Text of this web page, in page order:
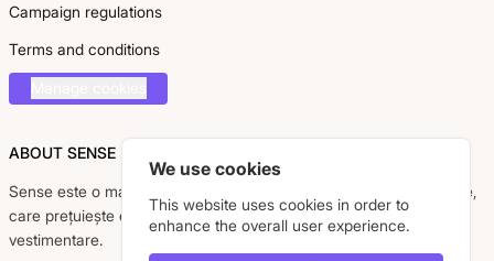
Campaign regulations
Terms and conditions
ABOUT SENSE
Sense este o marcă românească dedicată femeii moderne, active,
care prețuiește eleganța, confortul și calitatea pieselor
vestimentare.
We use cookies
This website uses cookies in order to
enhance the overall user experience.